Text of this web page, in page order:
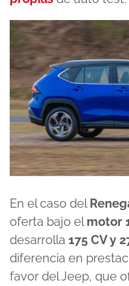
En el caso del
oferta bajo el motor
desarrolla 175 CV y
diferencia en
favor del Jeep, que